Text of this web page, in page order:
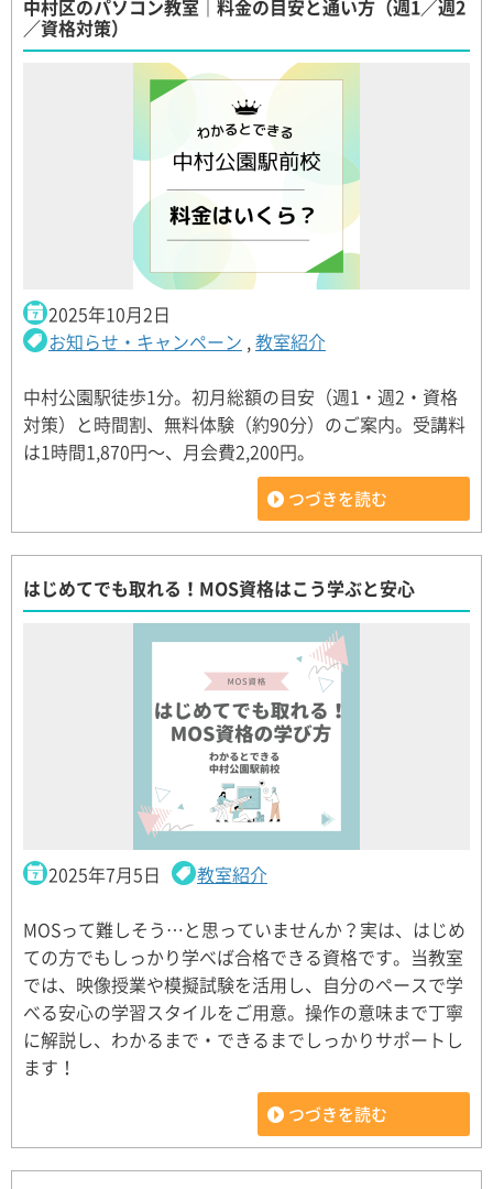
中村区のパソコン教室｜料金の目安と通い方（週1／週2
／資格対策）
2025年10月2日
お知らせ・キャンペーン ,教室紹介
中村公園駅徒歩1分。初月総額の目安（週1・週2・資格
対策）と時間割、無料体験（約90分）のご案内。受講料
は1時間1,870円〜、月会費2,200円。
つづきを読む
はじめてでも取れる！MOS資格はこう学ぶと安心
2025年7月5日 教室紹介
MOSって難しそう…と思っていませんか？実は、はじめ
ての方でもしっかり学べば合格できる資格です。当教室
では、映像授業や模擬試験を活用し、自分のペースで学
べる安心の学習スタイルをご用意。操作の意味まで丁寧
に解説し、わかるまで・できるまでしっかりサポートし
ます！
つづきを読む